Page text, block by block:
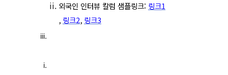
외국인 인터뷰 칼럼 샘플링크: 링크1
, 링크2, 링크3